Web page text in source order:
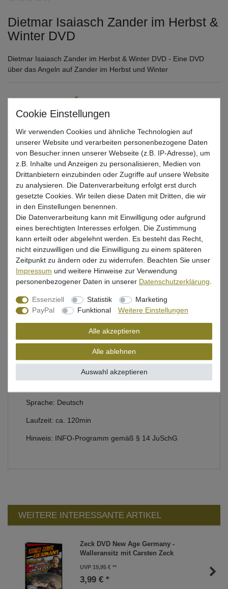
Dietmar Isaiasch Zander im Herbst &
Winter DVD
Dietmar Isaiasch Zander im Herbst & Winter DVD - Eine DVD
über das Angeln auf Zander im Herbst und Winter
4,00 EUR*
Lieferzeit 1-3 Tage (Deutschland); 3-7 Tage (Ausland)
Informationen zur Berechnung des Liefertermins hier
Mehr als 5 Stück verfügbar
In den Warenkorb
Wunschliste
Bewertung
DVD über das Angeln auf Zander im Herbst und
Sprache: Deutsch
Laufzeit: ca. 120min
Hinweis: INFO-Programm gemäß § 14 JuSchG
WEITERE INTERESSANTE ARTIKEL
Zeck DVD New Age Germany -
Walleransitz mit Carsten Zeck
UVP 19,95 €
3,99 € *
Wir verwenden Cookies und ähnliche Technologien auf
unserer Website und verarbeiten personenbezogene Daten
von Besucher:innen unserer Webseite (z.B. IP-Adresse), um
z.B. Inhalte und Anzeigen zu personalisieren, Medien von
Drittanbietern einzubinden oder Zugriffe auf unsere Website
zu analysieren. Die Datenverarbeitung erfolgt erst durch
gesetzte Cookies. Wir teilen diese Daten mit Dritten, die wir
in den Einstellungen benennen.
Die Datenverarbeitung kann mit Einwilligung oder aufgrund
eines berechtigten Interesses erfolgen. Die Zustimmung
kann erteilt oder abgelehnt werden. Es besteht das Recht,
nicht einzuwilligen und die Einwilligung zu einem späteren
Zeitpunkt zu ändern oder zu widerrufen. Beachten Sie unser
Impressum und weitere Hinweise zur Verwendung
personenbezogener Daten in unserer Daten­schutz­erklärung.
Essenziell Statistik
Marketing
PayPal
Funktional Weitere Einstellungen
Alle akzeptieren
Alle ablehnen
Auswahl akzeptieren